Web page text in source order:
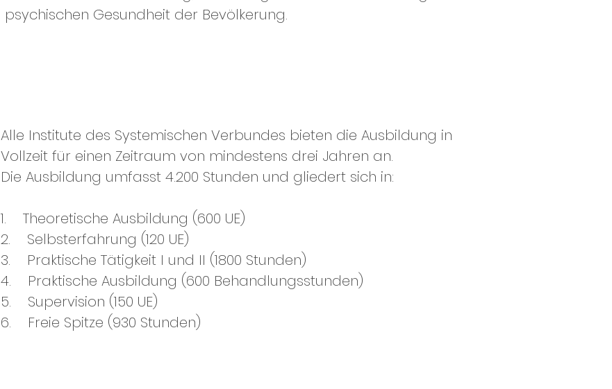
psychischen Gesundheit der Bevölkerung.
Alle Institute des Systemischen Verbundes bieten die Ausbildung in
Vollzeit für einen Zeitraum von mindestens drei Jahren an.
Die Ausbildung umfasst 4.200 Stunden und gliedert sich in:
1. Theoretische Ausbildung (600 UE)
2. Selbsterfahrung (120 UE)
3. Praktische Tätigkeit I und II (1800 Stunden)
4. Praktische Ausbildung (600 Behandlungsstunden)
5. Supervision (150 UE)
6. Freie Spitze (930 Stunden)